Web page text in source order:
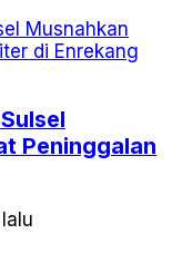
Peninggalan